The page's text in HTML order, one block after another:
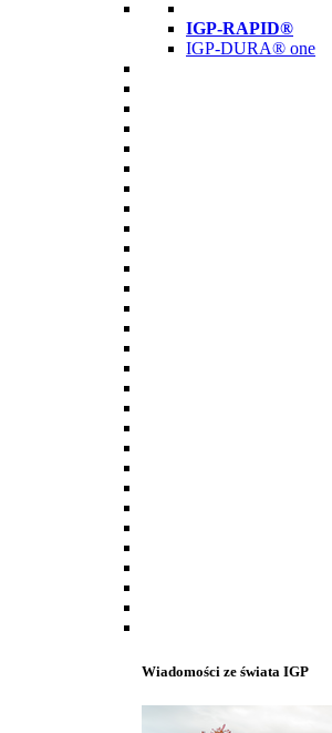
IGP-RAPID®
IGP-DURA® one
Wiadomości ze świata IGP